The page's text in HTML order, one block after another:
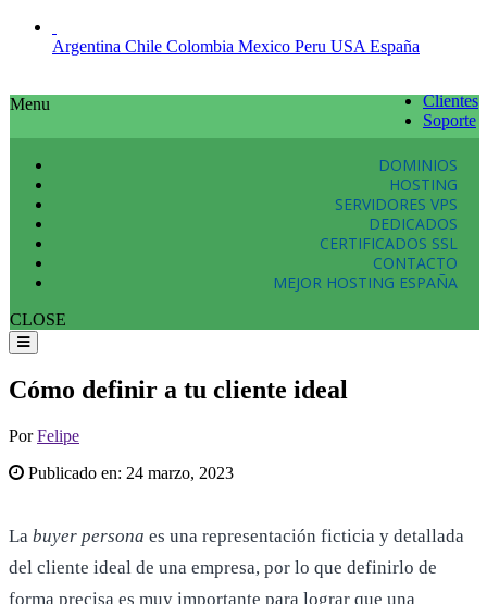
Argentina Chile Colombia Mexico Peru USA España
Clientes
Soporte
Menu
DOMINIOS
HOSTING
SERVIDORES VPS
DEDICADOS
CERTIFICADOS SSL
CONTACTO
MEJOR HOSTING ESPAÑA
CLOSE
Cómo definir a tu cliente ideal
PorFelipe
Publicado en: 24 marzo, 2023
La buyer persona es una representación ficticia y detallada
del cliente ideal de una empresa, por lo que definirlo de
forma precisa es muy importante para lograr que una